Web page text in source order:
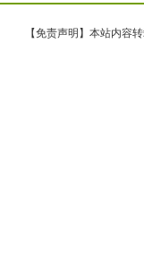
【免责声明】本站内容